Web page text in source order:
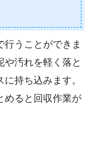
うことができま
や汚れを軽く落と
持ち込みます。
めると回収作業が